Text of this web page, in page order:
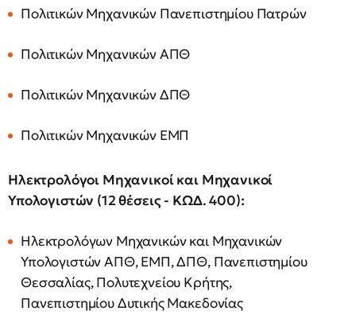
Πολιτικών Μηχανικών Πανεπιστημίου Πατρών
Πολιτικών Μηχανικών ΑΠΘ
Πολιτικών Μηχανικών ΔΠΘ
Πολιτικών Μηχανικών ΕΜΠ
Ηλεκτρολόγοι Μηχανικοί και Μηχανικοί
Υπολογιστών (12 θέσεις - ΚΩΔ. 400):
Ηλεκτρολόγων Μηχανικών και Μηχανικών
Υπολογιστών ΑΠΘ, ΕΜΠ, ΔΠΘ, Πανεπιστημίου
Θεσσαλίας, Πολυτεχνείου Κρήτης,
Πανεπιστημίου Δυτικής Μακεδονίας